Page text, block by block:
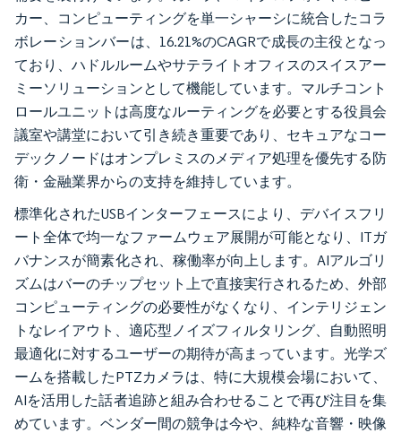
カー、コンピューティングを単一シャーシに統合したコラ
ボレーションバーは、16.21%のCAGRで成長の主役となっ
ており、ハドルルームやサテライトオフィスのスイスアー
ミーソリューションとして機能しています。マルチコント
ロールユニットは高度なルーティングを必要とする役員会
議室や講堂において引き続き重要であり、セキュアなコー
デックノードはオンプレミスのメディア処理を優先する防
衛・金融業界からの支持を維持しています。
標準化されたUSBインターフェースにより、デバイスフリ
ート全体で均一なファームウェア展開が可能となり、ITガ
バナンスが簡素化され、稼働率が向上します。AIアルゴリ
ズムはバーのチップセット上で直接実行されるため、外部
コンピューティングの必要性がなくなり、インテリジェン
トなレイアウト、適応型ノイズフィルタリング、自動照明
最適化に対するユーザーの期待が高まっています。光学ズ
ームを搭載したPTZカメラは、特に大規模会場において、
AIを活用した話者追跡と組み合わせることで再び注目を集
めています。ベンダー間の競争は今や、純粋な音響・映像